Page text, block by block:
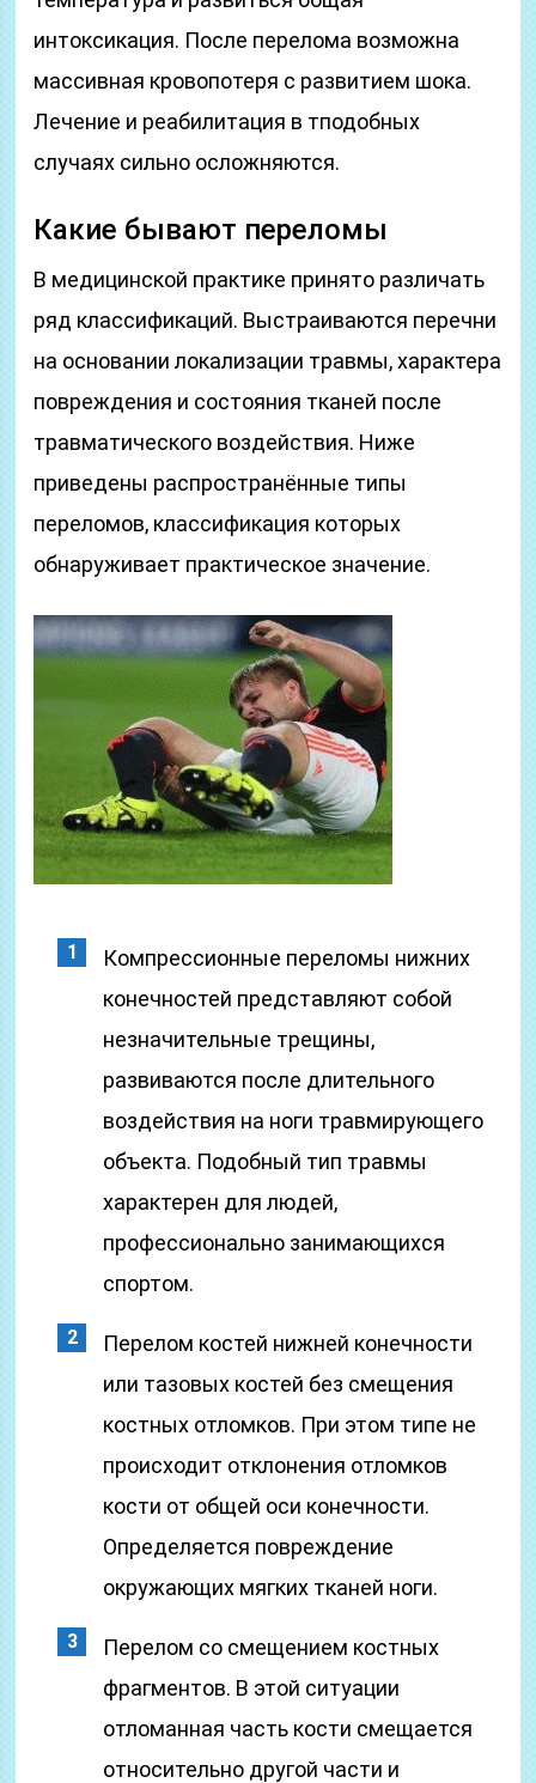
интоксикация. После перелома возможна
массивная кровопотеря с развитием шока.
Лечение и реабилитация в тподобных
случаях сильно осложняются.
Какие бывают переломы
В медицинской практике принято различать
ряд классификаций. Выстраиваются перечни
на основании локализации травмы, характера
повреждения и состояния тканей после
травматического воздействия. Ниже
приведены распространённые типы
переломов, классификация которых
обнаруживает практическое значение.
Компрессионные переломы нижних
конечностей представляют собой
незначительные трещины,
развиваются после длительного
воздействия на ноги травмирующего
объекта. Подобный тип травмы
характерен для людей,
профессионально занимающихся
спортом.
Перелом костей нижней конечности
или тазовых костей без смещения
костных отломков. При этом типе не
происходит отклонения отломков
кости от общей оси конечности.
Определяется повреждение
окружающих мягких тканей ноги.
Перелом со смещением костных
фрагментов. В этой ситуации
отломанная часть кости смещается
относительно другой части и